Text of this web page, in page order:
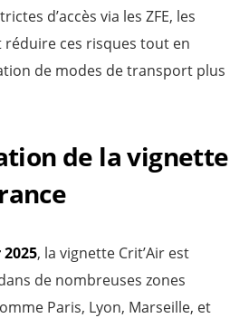
d’accès via les ZFE, les
ces risques tout en
de modes de transport plus
de la vignette
, la vignette Crit’Air est
de nombreuses zones
Paris, Lyon, Marseille, et